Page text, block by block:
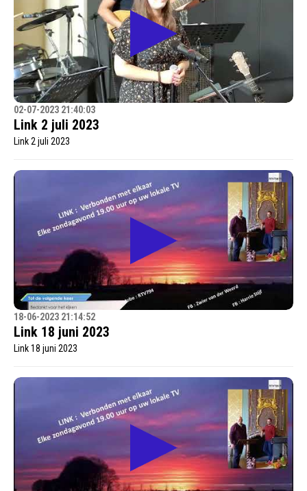
02-07-2023 21:40:03
Link 2 juli 2023
Link 2 juli 2023
18-06-2023 21:14:52
Link 18 juni 2023
Link 18 juni 2023